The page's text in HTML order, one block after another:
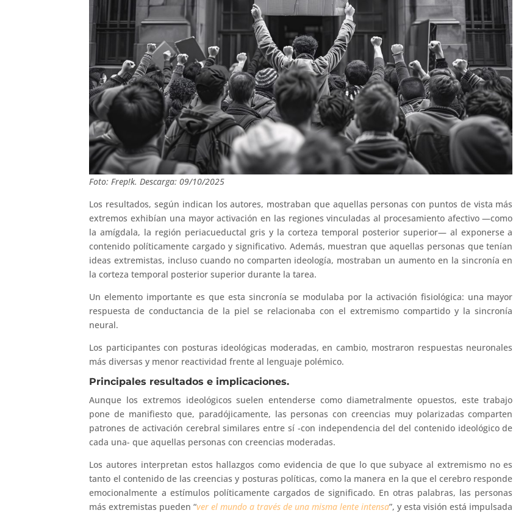
Foto: Frep!k. Descarga: 09/10/2025
Los resultados, según indican los autores, mostraban que aquellas personas con puntos de vista más
extremos exhibían una mayor activación en las regiones vinculadas al procesamiento afectivo —como
la amígdala, la región periacueductal gris y la corteza temporal posterior superior— al exponerse a
contenido políticamente cargado y significativo. Además, muestran que aquellas personas que tenían
ideas extremistas, incluso cuando no comparten ideología, mostraban un aumento en la sincronía en
la corteza temporal posterior superior durante la tarea.
Un elemento importante es que esta sincronía se modulaba por la activación fisiológica: una mayor
respuesta de conductancia de la piel se relacionaba con el extremismo compartido y la sincronía
neural.
Los participantes con posturas ideológicas moderadas, en cambio, mostraron respuestas neuronales
más diversas y menor reactividad frente al lenguaje polémico.
Principales resultados e implicaciones.
Aunque los extremos ideológicos suelen entenderse como diametralmente opuestos, este trabajo
pone de manifiesto que, paradójicamente, las personas con creencias muy polarizadas comparten
patrones de activación cerebral similares entre sí -con independencia del del contenido ideológico de
cada una- que aquellas personas con creencias moderadas.
Los autores interpretan estos hallazgos como evidencia de que lo que subyace al extremismo no es
tanto el contenido de las creencias y posturas políticas, como la manera en la que el cerebro responde
emocionalmente a estímulos políticamente cargados de significado. En otras palabras, las personas
más extremistas pueden “ver el mundo a través de una misma lente intensa”, y esta visión está impulsada